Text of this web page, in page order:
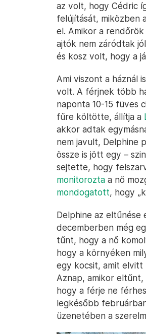
az volt, hogy Cédric
felújítását, miközben
el. Amikor a rendőrök
ajtók nem záródtak
és kosz volt, hogy a
Ami viszont a háznál
volt. A férjnek több
naponta 10-15 füves
fűre költötte, állítja a
akkor adtak
nem javult, Delphine
össze is jött egy –
sejtette, hogy
monitorozta a nő
mondogatott, hogy
Delphine az
decemberben még
tűnt, hogy a nő
hogy a környéken
egy kocsit, amit elvitt
Aznap, amikor
hogy a férje ne
legkésőbb
üzenetében a